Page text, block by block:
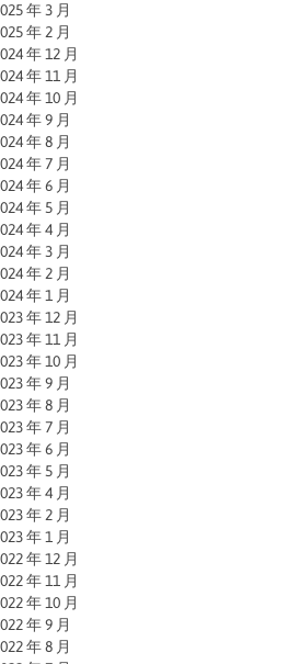
年 3 月
年 2 月
年 12 月
年 11 月
年 10 月
年 9 月
年 8 月
年 7 月
年 6 月
年 5 月
年 4 月
年 3 月
年 2 月
年 1 月
年 12 月
年 11 月
年 10 月
年 9 月
年 8 月
年 7 月
年 6 月
年 5 月
年 4 月
年 2 月
年 1 月
年 12 月
年 11 月
年 10 月
年 9 月
年 8 月